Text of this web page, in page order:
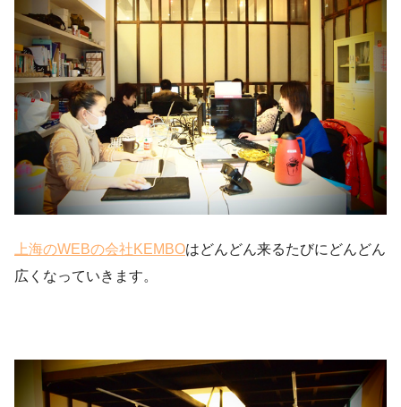
上海のWEBの会社KEMBOはどんどん来るたびにどんどん
広くなっていきます。